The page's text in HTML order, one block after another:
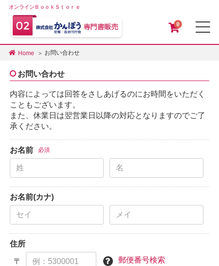
オンラインＢｏｏｋＳｔｏｒｅ
0
Home お問い合わせ
お問い合わせ
内容によっては回答をさしあげるのにお時間をいただく
こともございます。
また、休業日は翌営業日以降の対応となりますのでご了
承ください。
お名前 必須
お名前(カナ)
住所
〒 郵便番号検索